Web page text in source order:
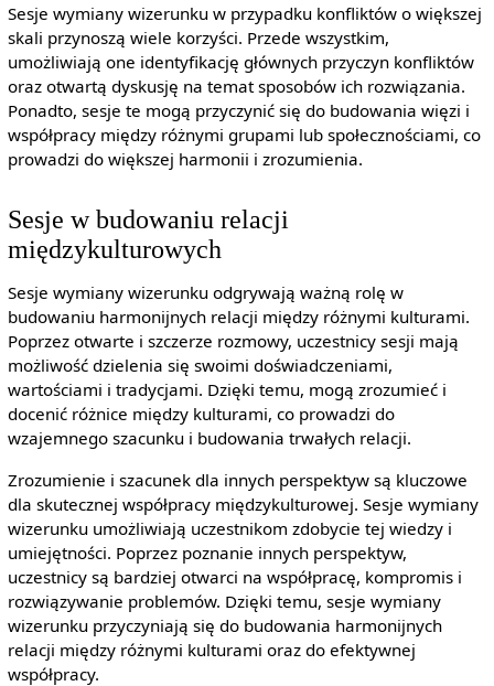
Sesje wymiany wizerunku w przypadku konfliktów o większej
skali przynoszą wiele korzyści. Przede wszystkim,
umożliwiają one identyfikację głównych przyczyn konfliktów
oraz otwartą dyskusję na temat sposobów ich rozwiązania.
Ponadto, sesje te mogą przyczynić się do budowania więzi i
współpracy między różnymi grupami lub społecznościami, co
prowadzi do większej harmonii i zrozumienia.
Sesje w budowaniu relacji
międzykulturowych
Sesje wymiany wizerunku odgrywają ważną rolę w
budowaniu harmonijnych relacji między różnymi kulturami.
Poprzez otwarte i szczerze rozmowy, uczestnicy sesji mają
możliwość dzielenia się swoimi doświadczeniami,
wartościami i tradycjami. Dzięki temu, mogą zrozumieć i
docenić różnice między kulturami, co prowadzi do
wzajemnego szacunku i budowania trwałych relacji.
Zrozumienie i szacunek dla innych perspektyw są kluczowe
dla skutecznej współpracy międzykulturowej. Sesje wymiany
wizerunku umożliwiają uczestnikom zdobycie tej wiedzy i
umiejętności. Poprzez poznanie innych perspektyw,
uczestnicy są bardziej otwarci na współpracę, kompromis i
rozwiązywanie problemów. Dzięki temu, sesje wymiany
wizerunku przyczyniają się do budowania harmonijnych
relacji między różnymi kulturami oraz do efektywnej
współpracy.